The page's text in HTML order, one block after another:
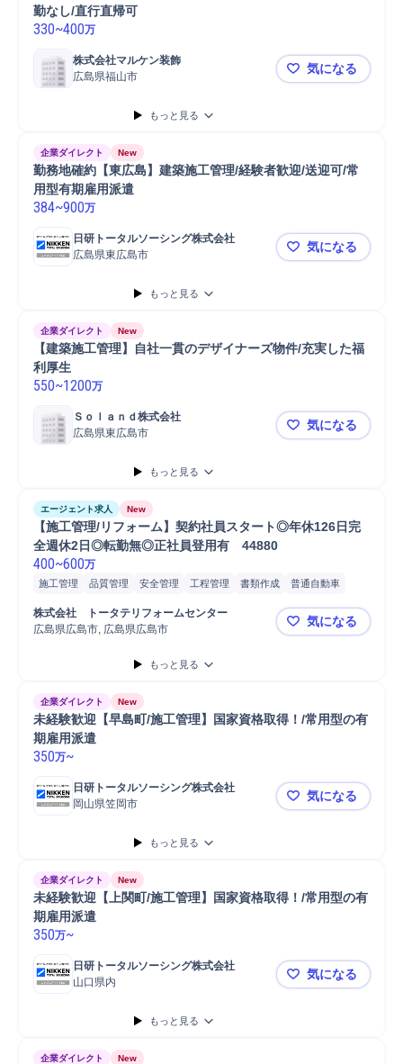
勤なし/直行直帰可
330~400万
株式会社マルケン装飾
広島県福山市
広島県福山
気になる
もっと見る
企業ダイレクト New
勤務地確約【東広島】建築施工管理/経験者歓迎/送迎可/常
用型有期雇用派遣
384~900万
日研トータルソーシング株式会社
広島県東広島市
勤務地確約
気になる
もっと見る
企業ダイレクト New
【建築施工管理】自社一貫のデザイナーズ物件/充実した福
利厚生
550~1200万
Ｓｏｌａｎｄ株式会社
広島県東広島市
【建築施工
気になる
もっと見る
エージェント求人 New
【施工管理/リフォーム】契約社員スタート◎年休126日完
全週休2日◎転勤無◎正社員登用有　44880
400~600万
施工管理 品質管理 安全管理 工程管理 書類作成
普通自動車
マンション
株式会社　トータテリフォームセンター
広島県広島市, 広島県広島市
【施工管理
気になる
もっと見る
企業ダイレクト New
未経験歓迎【早島町/施工管理】国家資格取得！/常用型の有
期雇用派遣
350万~
日研トータルソーシング株式会社
岡山県笠岡市
未経験歓迎
気になる
もっと見る
企業ダイレクト New
未経験歓迎【上関町/施工管理】国家資格取得！/常用型の有
期雇用派遣
350万~
日研トータルソーシング株式会社
山口県内
未経験歓迎
気になる
もっと見る
企業ダイレクト New